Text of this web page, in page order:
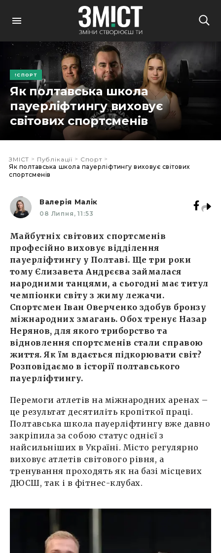
СПОРТ
Як полтавська школа
пауерліфтингу виховує
світових спортсменів
ЗМІСТ > Публікації > Спорт >
Як полтавська школа пауерліфтингу виховує світових
спортсменів
Валерія Малік
08 Липня, 11:53
Майбутніх світових спортсменів
професійно виховує відділення
пауерліфтингу у Полтаві. Ще три роки
тому Єлизавета Андрєєва займалася
народними танцями, а сьогодні має титул
чемпіонки світу з жиму лежачи.
Спортсмен Іван Оверченко здобув бронзу
міжнародних змагань. Обох тренує Назар
Нерянов, для якого триборство та
відновлення спортсменів стали справою
життя. Як їм вдається підкорювати світ?
Розповідаємо в історії полтавського
пауерліфтингу.
Перемоги атлетів на міжнародних аренах –
це результат десятиліть кропіткої праці.
Полтавська школа пауерліфтингу вже давно
закріпила за собою статус однієї з
найсильніших в Україні. Місто регулярно
виховує атлетів світового рівня, а
тренування проходять як на базі місцевих
ДЮСШ, так і в фітнес-клубах.